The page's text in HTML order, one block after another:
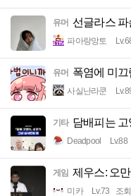
유머 선글라스
파아랑망토
유머 폭염에 미
사실난라쿤
기타 담배피는 고
Deadpool Lv.88
게임 제우스: 오
미카 Lv.73 조